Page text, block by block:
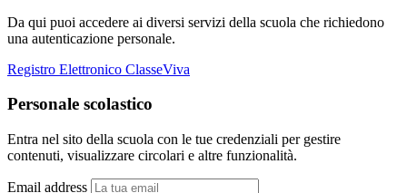
Da qui puoi accedere ai diversi servizi della scuola che richiedono
una autenticazione personale.
Registro Elettronico ClasseViva
Personale scolastico
Entra nel sito della scuola con le tue credenziali per gestire
contenuti, visualizzare circolari e altre funzionalità.
Email address